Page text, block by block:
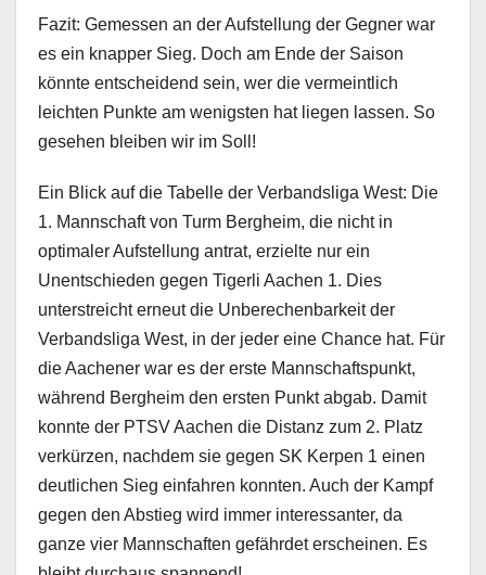
Fazit: Gemessen an der Aufstellung der Gegner war
es ein knapper Sieg. Doch am Ende der Saison
könnte entscheidend sein, wer die vermeintlich
leichten Punkte am wenigsten hat liegen lassen. So
gesehen bleiben wir im Soll!
Ein Blick auf die Tabelle der Verbandsliga West: Die
1. Mannschaft von Turm Bergheim, die nicht in
optimaler Aufstellung antrat, erzielte nur ein
Unentschieden gegen Tigerli Aachen 1. Dies
unterstreicht erneut die Unberechenbarkeit der
Verbandsliga West, in der jeder eine Chance hat. Für
die Aachener war es der erste Mannschaftspunkt,
während Bergheim den ersten Punkt abgab. Damit
konnte der PTSV Aachen die Distanz zum 2. Platz
verkürzen, nachdem sie gegen SK Kerpen 1 einen
deutlichen Sieg einfahren konnten. Auch der Kampf
gegen den Abstieg wird immer interessanter, da
ganze vier Mannschaften gefährdet erscheinen. Es